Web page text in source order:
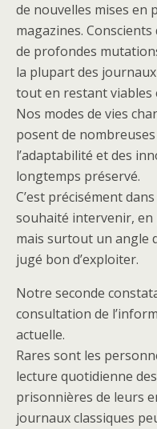
de nouvelles mises en
magazines.
de profondes
la plupart des
tout en restant viables
Nos modes de vies
posent de
l’adaptabilité et des
longtemps préservé.
C’est précisément
souhaité intervenir,
mais surtout un angle
jugé bon d’exploiter.
Notre seconde
consultation de
actuelle.
Rares sont les
lecture quotidienne
prisonnières de leurs
journaux classiques